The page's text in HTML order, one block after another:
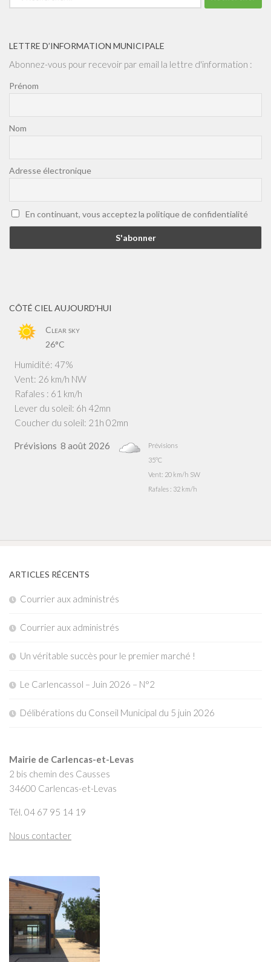
LETTRE D’INFORMATION MUNICIPALE
Abonnez-vous pour recevoir par email la lettre d'information :
Prénom
Nom
Adresse électronique
En continuant, vous acceptez la politique de confidentialité
CÔTÉ CIEL AUJOURD'HUI
Clear sky
26°C
Humidité: 47%
Vent: 26 km/h NW
Rafales : 61 km/h
Lever du soleil: 6h 42mn
Coucher du soleil: 21h 02mn
Prévisions 8 août 2026
Prévisions
35°C
Vent: 20 km/h SW
Rafales : 32 km/h
ARTICLES RÉCENTS
Courrier aux administrés
Courrier aux administrés
Un véritable succès pour le premier marché !
Le Carlencassol – Juin 2026 – N°2
Délibérations du Conseil Municipal du 5 juin 2026
Mairie de Carlencas-et-Levas
2 bis chemin des Causses
34600 Carlencas-et-Levas
Tél. 04 67 95 14 19
Nous contacter